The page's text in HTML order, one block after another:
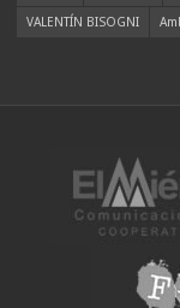
VALENTÍN BISOGNI